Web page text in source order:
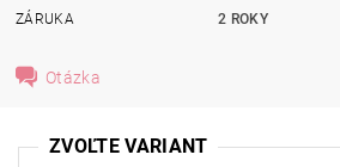
ZÁRUKA
2 ROKY
Otázka
ZVOĽTE VARIANT